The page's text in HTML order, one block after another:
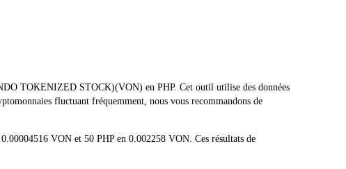
TOKENIZED STOCK)(VON) en PHP. Cet outil utilise des données
fluctuant fréquemment, nous vous recommandons de
VON et 50 PHP en 0.002258 VON. Ces résultats de